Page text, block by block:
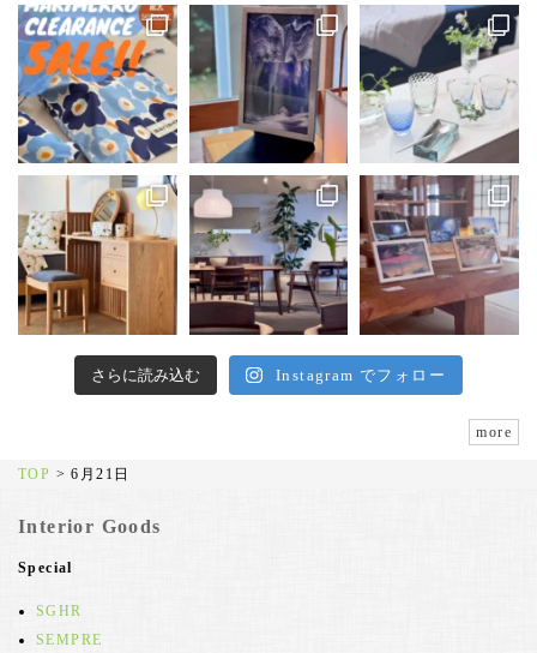
さらに読み込む Instagram でフォロー
more
TOP >6月21日
Interior Goods
Special
SGHR
SEMPRE